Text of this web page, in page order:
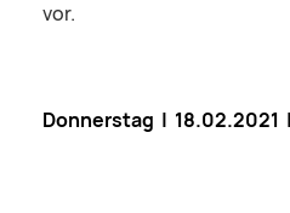
vor.
Donnerstag | 18.02.2021